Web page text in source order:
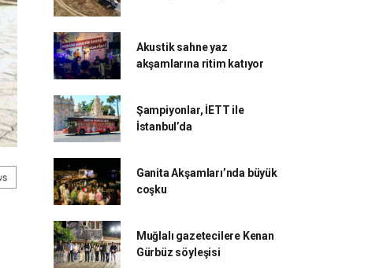
Akustik sahne yaz
akşamlarına ritim katıyor
Şampiyonlar, İETT ile
İstanbul’da
Ganita Akşamları’nda büyük
coşku
Muğlalı gazetecilere Kenan
Gürbüz söyleşisi